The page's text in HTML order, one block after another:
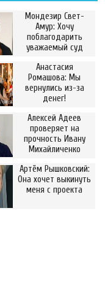
Мондезир Свет-
Амур: Хочу
поблагодарить
уважаемый суд
Анастасия
Ромашова: Мы
вернулись из-за
денег!
Алексей Адеев
проверяет на
прочность Ивану
Михайличенко
Артём Рышковский:
Она хочет выкинуть
меня с проекта